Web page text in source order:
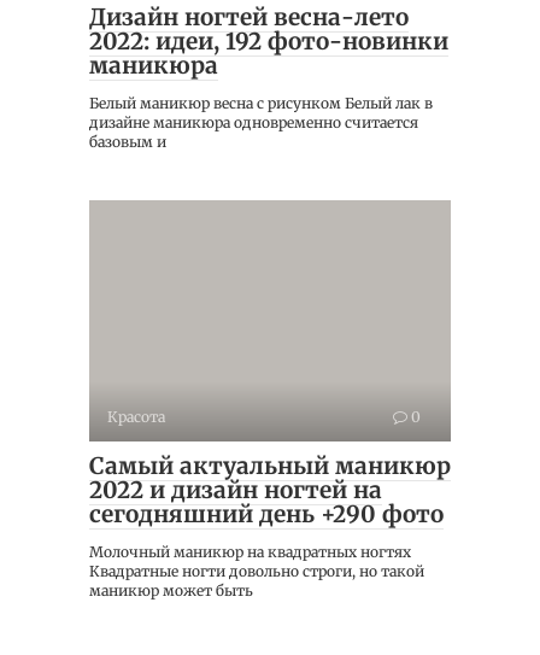
Дизайн ногтей весна-лето
2022: идеи, 192 фото-новинки
маникюра
Белый маникюр весна с рисунком Белый лак в
дизайне маникюра одновременно считается
базовым и
Красота 0
Самый актуальный маникюр
2022 и дизайн ногтей на
сегодняшний день +290 фото
Молочный маникюр на квадратных ногтях
Квадратные ногти довольно строги, но такой
маникюр может быть